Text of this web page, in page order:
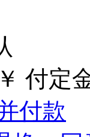
￥ 付定
付款